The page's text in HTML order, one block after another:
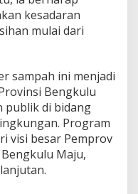
kesadaran
mulai dari
sampah ini menjadi
Bengkulu
publik di bidang
Program
visi besar Pemprov
Maju,